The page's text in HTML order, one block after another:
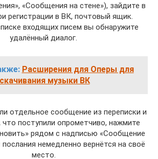
«Сообщения на стене»), зайдите в
регистрации в ВК, почтовый ящик.
входящих писем вы обнаружите
удалённый диалог.
Расширения для Оперы для
скачивания музыки ВК
отдельное сообщение из переписки и
что поступили опрометчиво, нажмите
рядом с надписью «Сообщение
немедленно вернётся на своё
место.